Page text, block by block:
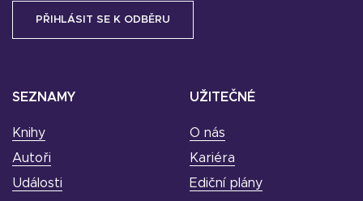
SEZNAMY
Knihy
Autoři
Události
UŽITEČNÉ
O nás
Kariéra
Ediční plány